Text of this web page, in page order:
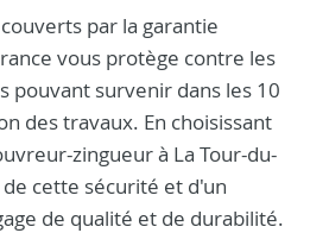
par la garantie
vous protège contre les
pouvant survenir dans les 10
des travaux. En choisissant
zingueur à La Tour-du-
cette sécurité et d'un
de qualité et de durabilité.